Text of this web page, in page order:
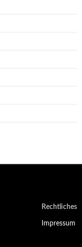
Rechtliches
Impressum